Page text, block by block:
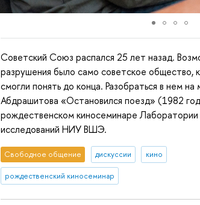
Советский Союз распался 25 лет назад.
разрушения было само советское общество,
смогли понять до конца. Разобраться в нем
Абдрашитова «Остановился поезд» (1982
рождественском киносеминаре Лаборатории
исследований НИУ ВШЭ.
Свободное общение дискуссии кино
рождественский киносеминар